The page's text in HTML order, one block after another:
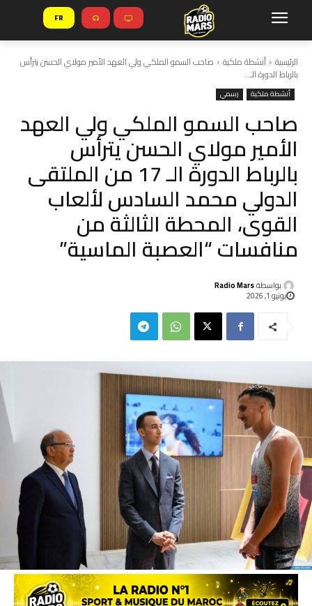
FR
الرئيسية أنشطة ملكية صاحب السمو الملكي ولي العهد الأمير مولاي الحسن يترأس
بالرباط الدورة الـ...
أنشطة ملكية رسمي
صاحب السمو الملكي ولي العهد
الأمير مولاي الحسن يترأس
بالرباط الدورة الـ 17 من الملتقى
الدولي محمد السادس لألعاب
القوى، المحطة الثالثة من
منافسات “العصبة الماسية”
بواسطةRadio Mars
يونيو 1, 2026